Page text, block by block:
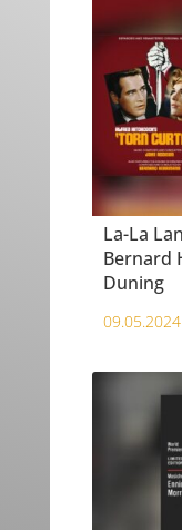
La-La
Bernard
Duning